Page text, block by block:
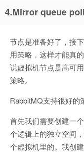
4.Mirror queue
节点是准备好了，接
用策略，这样才能真
说虚拟机节点是高可
策略。
RabbitMQ支持很好的
首先我们需要创建一
个逻辑上的独立空间
个虚拟机里的。我创